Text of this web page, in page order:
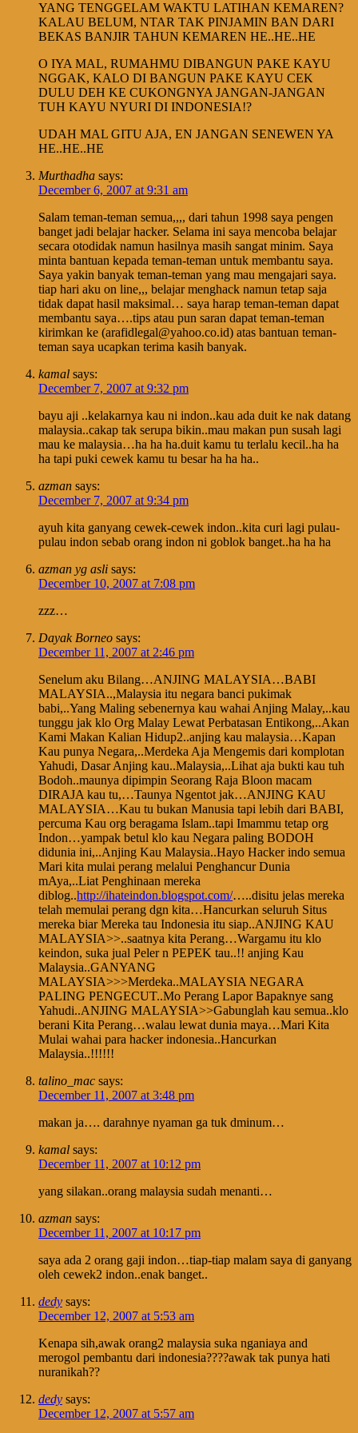
YANG TENGGELAM WAKTU LATIHAN KEMAREN?
KALAU BELUM, NTAR TAK PINJAMIN BAN DARI
BEKAS BANJIR TAHUN KEMAREN HE..HE..HE
O IYA MAL, RUMAHMU DIBANGUN PAKE KAYU
NGGAK, KALO DI BANGUN PAKE KAYU CEK
DULU DEH KE CUKONGNYA JANGAN-JANGAN
TUH KAYU NYURI DI INDONESIA!?
UDAH MAL GITU AJA, EN JANGAN SENEWEN YA
HE..HE..HE
Murthadha says:
December 6, 2007 at 9:31 am
Salam teman-teman semua,,,, dari tahun 1998 saya pengen
banget jadi belajar hacker. Selama ini saya mencoba belajar
secara otodidak namun hasilnya masih sangat minim. Saya
minta bantuan kepada teman-teman untuk membantu saya.
Saya yakin banyak teman-teman yang mau mengajari saya.
tiap hari aku on line,,, belajar menghack namun tetap saja
tidak dapat hasil maksimal… saya harap teman-teman dapat
membantu saya….tips atau pun saran dapat teman-teman
kirimkan ke (arafidlegal@yahoo.co.id) atas bantuan teman-
teman saya ucapkan terima kasih banyak.
kamal says:
December 7, 2007 at 9:32 pm
bayu aji ..kelakarnya kau ni indon..kau ada duit ke nak datang
malaysia..cakap tak serupa bikin..mau makan pun susah lagi
mau ke malaysia…ha ha ha.duit kamu tu terlalu kecil..ha ha
ha tapi puki cewek kamu tu besar ha ha ha..
azman says:
December 7, 2007 at 9:34 pm
ayuh kita ganyang cewek-cewek indon..kita curi lagi pulau-
pulau indon sebab orang indon ni goblok banget..ha ha ha
azman yg asli says:
December 10, 2007 at 7:08 pm
zzz…
Dayak Borneo says:
December 11, 2007 at 2:46 pm
Senelum aku Bilang…ANJING MALAYSIA…BABI
MALAYSIA..,Malaysia itu negara banci pukimak
babi,..Yang Maling sebenernya kau wahai Anjing Malay,..kau
tunggu jak klo Org Malay Lewat Perbatasan Entikong,..Akan
Kami Makan Kalian Hidup2..anjing kau malaysia…Kapan
Kau punya Negara,..Merdeka Aja Mengemis dari komplotan
Yahudi, Dasar Anjing kau..Malaysia,..Lihat aja bukti kau tuh
Bodoh..maunya dipimpin Seorang Raja Bloon macam
DIRAJA kau tu,…Taunya Ngentot jak…ANJING KAU
MALAYSIA…Kau tu bukan Manusia tapi lebih dari BABI,
percuma Kau org beragama Islam..tapi Imammu tetap org
Indon…yampak betul klo kau Negara paling BODOH
didunia ini,..Anjing Kau Malaysia..Hayo Hacker indo semua
Mari kita mulai perang melalui Penghancur Dunia
mAya,..Liat Penghinaan mereka
diblog..http://ihateindon.blogspot.com/…..disitu jelas mereka
telah memulai perang dgn kita…Hancurkan seluruh Situs
mereka biar Mereka tau Indonesia itu siap..ANJING KAU
MALAYSIA>>..saatnya kita Perang…Wargamu itu klo
keindon, suka jual Peler n PEPEK tau..!! anjing Kau
Malaysia..GANYANG
MALAYSIA>>>Merdeka..MALAYSIA NEGARA
PALING PENGECUT..Mo Perang Lapor Bapaknye sang
Yahudi..ANJING MALAYSIA>>Gabunglah kau semua..klo
berani Kita Perang…walau lewat dunia maya…Mari Kita
Mulai wahai para hacker indonesia..Hancurkan
Malaysia..!!!!!!
talino_mac says:
December 11, 2007 at 3:48 pm
makan ja…. darahnye nyaman ga tuk dminum…
kamal says:
December 11, 2007 at 10:12 pm
yang silakan..orang malaysia sudah menanti…
azman says:
December 11, 2007 at 10:17 pm
saya ada 2 orang gaji indon…tiap-tiap malam saya di ganyang
oleh cewek2 indon..enak banget..
dedy says:
December 12, 2007 at 5:53 am
Kenapa sih,awak orang2 malaysia suka nganiaya and
merogol pembantu dari indonesia????awak tak punya hati
nuranikah??
dedy says:
December 12, 2007 at 5:57 am